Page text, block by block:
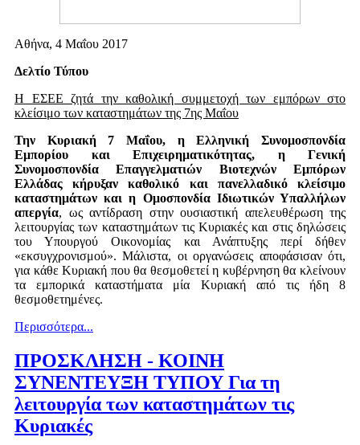
Αθήνα, 4 Μαΐου 2017
Δελτίο Τύπου
Η ΕΣΕΕ ζητά την καθολική συμμετοχή των εμπόρων στο
κλείσιμο των καταστημάτων της 7ης Μαΐου
Την Κυριακή 7 Μαΐου, η Ελληνική Συνομοσπονδία
Εμπορίου και Επιχειρηματικότητας, η Γενική
Συνομοσπονδία Επαγγελματιών Βιοτεχνών Εμπόρων
Ελλάδας κήρυξαν καθολικό και πανελλαδικό κλείσιμο
καταστημάτων και η Ομοσπονδία Ιδιωτικών Υπαλλήλων
απεργία, ως αντίδραση στην ουσιαστική απελευθέρωση της
λειτουργίας των καταστημάτων τις Κυριακές και στις δηλώσεις
του Υπουργού Οικονομίας και Ανάπτυξης περί δήθεν
«εκσυγχρονισμού». Μάλιστα, οι οργανώσεις αποφάσισαν ότι,
για κάθε Κυριακή που θα θεσμοθετεί η κυβέρνηση θα κλείνουν
τα εμπορικά καταστήματα μία Κυριακή από τις ήδη 8
θεσμοθετημένες.‬
Περισσότερα...
ΠΡΟΣΚΛΗΣΗ - ΚΟΙΝΗ
ΣΥΝΕΝΤΕΥΞΗ ΤΥΠΟΥ Για τη
λειτουργία των καταστημάτων τις
Κυριακές